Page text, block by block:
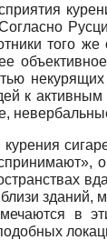
того
к активным
в